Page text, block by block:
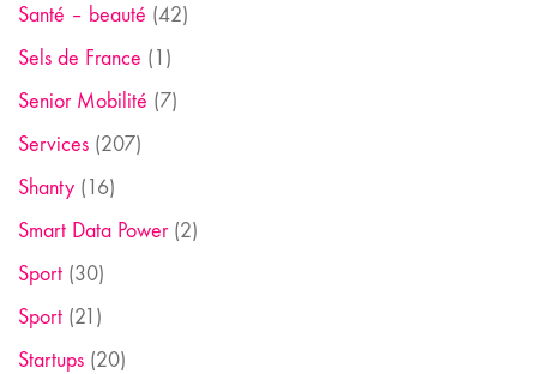
Santé – beauté (42)
Sels de France (1)
Senior Mobilité (7)
Services (207)
Shanty (16)
Smart Data Power(2)
Sport (30)
Sport (21)
Startups (20)